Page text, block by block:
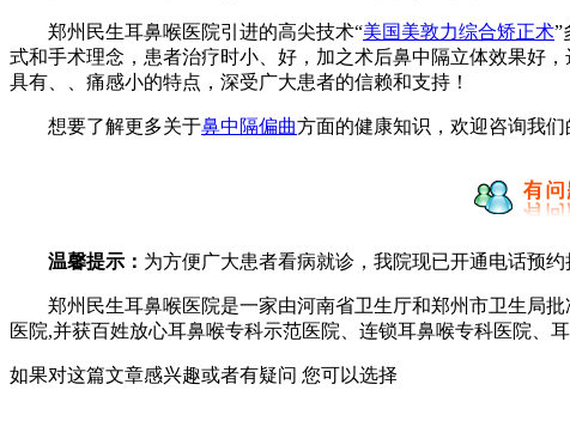
郑州民生耳鼻喉医院引进的高尖技术“美国美敦力综合矫正术”
式和手术理念，患者治疗时小、好，加之术后鼻中隔立体效果好
具有、、痛感小的特点，深受广大患者的信赖和支持！
想要了解更多关于鼻中隔偏曲方面的健康知识，欢迎咨询我
温馨提示： 为方便广大患者看病就诊，我院现已开通电话预约
郑州民生耳鼻喉医院是一家由河南省卫生厅和郑州市卫生局批
医院,并获百姓放心耳鼻喉专科示范医院、连锁耳鼻喉专科医院、
如果对这篇文章感兴趣或者有疑问 您可以选择